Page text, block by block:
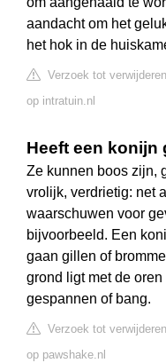
aandacht om het
het hok in de
Verzoek tot
op intratuin.nl
Heeft een konijn
Ze kunnen boos zijn,
vrolijk, verdrietig: net
waarschuwen voor
bijvoorbeeld. Een
gaan gillen of
grond ligt met de
gespannen of bang.
Verzoek tot
op pawshake.nl